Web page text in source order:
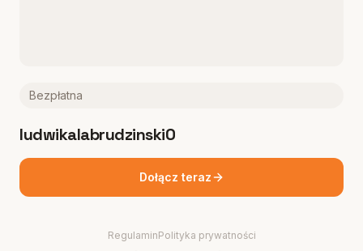
Bezpłatna
ludwikalabrudzinski0
Dołącz teraz
RegulaminPolityka prywatności